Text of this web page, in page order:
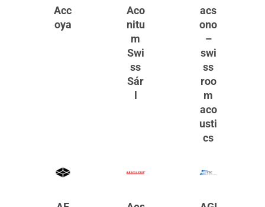
Acc
oya
Aco
nitu
m
Swi
ss
Sár
acs
ono
–
swi
ss
roo
m
aco
usti
cs